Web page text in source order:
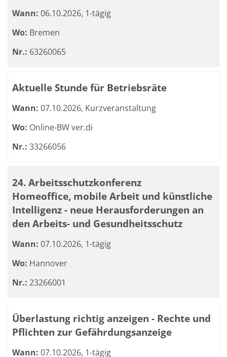
Wann: 06.10.2026, 1-tägig
Wo: Bremen
Nr.: 63260065
Aktuelle Stunde für Betriebsräte
Wann: 07.10.2026, Kurzveranstaltung
Wo: Online-BW ver.di
Nr.: 33266056
24. Arbeitsschutzkonferenz
Homeoffice, mobile Arbeit und künstliche
Intelligenz - neue Herausforderungen an
den Arbeits- und Gesundheitsschutz
Wann: 07.10.2026, 1-tägig
Wo: Hannover
Nr.: 23266001
Überlastung richtig anzeigen - Rechte und
Pflichten zur Gefährdungsanzeige
Wann: 07.10.2026, 1-tägig